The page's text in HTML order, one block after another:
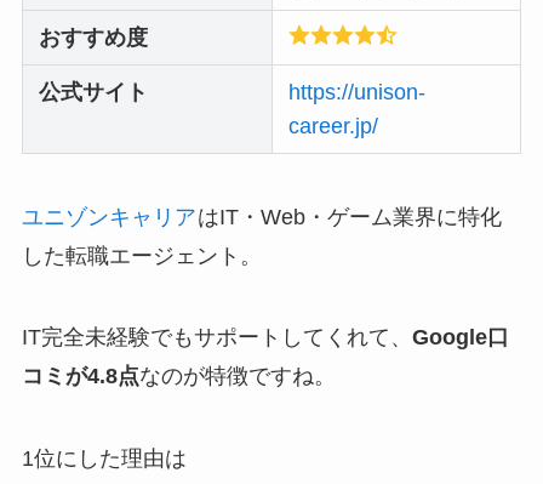
おすすめ度
公式サイト
https://unison-
career.jp/
ユニゾンキャリアはIT・Web・ゲーム業界に特化
した転職エージェント。
IT完全未経験でもサポートしてくれて、 Google口
コミが4.8点なのが特徴ですね。
1位にした理由は